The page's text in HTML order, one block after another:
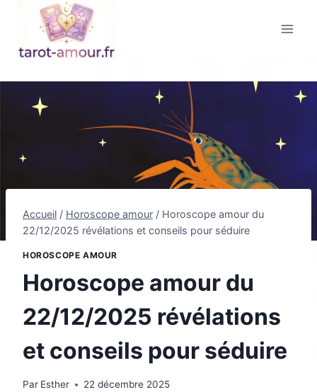
contenu
Accueil / Horoscope amour / Horoscope amour du
22/12/2025 révélations et conseils pour séduire
HOROSCOPE AMOUR
Horoscope amour du
22/12/2025 révélations
et conseils pour séduire
Par Esther 22 décembre 2025